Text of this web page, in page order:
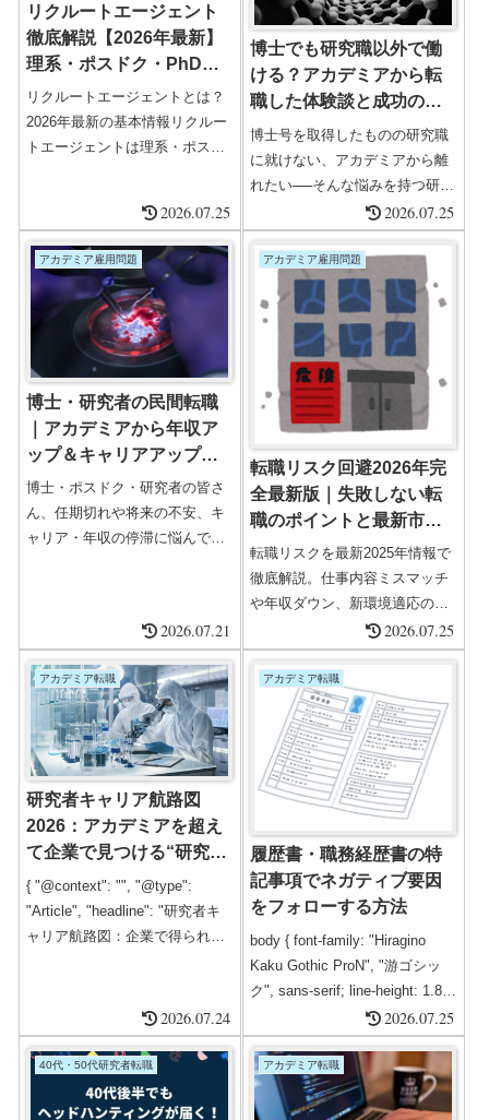
リクルートエージェント
徹底解説【2026年最新】
理系・ポスドク・PhD・
ハイクラス転職に強い理
由と評判・活用ノウハウ
リクルートエージェントとは？
2026年最新の基本情報リクルー
トエージェントは理系・ポスド
ジェント。圧倒的な求人数と総
合力、年収アップ率、サポート
体制で国内No.1の実績を誇りま
す。運営会社株式会社リクルー
ト創業1977年公開求人数約
160,000件非公開求人数約
150,000件登録者数約64万3,000
人年収アップ率62.7％全国拠点
全国1...
2026.07.25
博士でも研究職以外で働
ける？アカデミアから転
職した体験談と成功の秘
訣
博士号を取得したものの研究職
に就けない、アカデミアから離
れたい──そんな悩みを持つ研究
者へ。筆者の実体験をもとに、
強みの棚卸し、英語力、副業、
職務経歴書の工夫、転職エージ
ェント活用法などを解説しま
す。
2026.07.25
アカデミア雇用問題
博士・研究者の民間転職
｜アカデミアから年収ア
ップ＆キャリアアップ完
全ガイド
博士・ポスドク・研究者の皆さ
ん、任期切れや将来の不安、キ
ャリア・年収の停滞に悩んでい
ウハウ**を網羅しています。実
際の体験談、転職市場動向、エ
ージェント比較、FAQまで、専
門家監修の情報と独自データで
徹底解説します。年収アップ・
キャリアアップ成功事例、企業
が求める博士人材の最新トレン
ド、応募書類・面接対策、悩...
2026.07.21
アカデミア雇用問題
転職リスク回避2026年完
全最新版｜失敗しない転
職のポイントと最新市場
動向と対策マニュアル
転職リスクを最新2025年情報で
徹底解説。仕事内容ミスマッチ
や年収ダウン、新環境適応の悩
みの対処法、口コミサイト活用
術、エージェント利用法まで網
羅し、後悔しない転職を実現。
2026.07.25
アカデミア転職
研究者キャリア航路図
2026：アカデミアを超え
て企業で見つける“研究の
やりがい”と成長戦略
{ "@context": "", "@type":
"Article", "headline": "研究者キ
ャリア航路図：企業で得られる
やりがいやキャリア成長を解
説。社会実装、チーム研究、ス
ピード感などアカデミアにはな
い魅力を紹介。", "author": {
"@type": "Person", "name": "...
2026.07.24
アカデミア転職
履歴書・職務経歴書の特
記事項でネガティブ要因
をフォローする方法
body { font-family: "Hiragino
Kaku Gothic ProN", "游ゴシッ
ク", sans-serif; line-height: 1.8;
margin: 20px; } h1, h2, h3 { text-
align: center; margin-top: 40px; }
p { margin: 15px 0; } strong {
color: #c00;...
2026.07.25
40代・50代研究者転職 アカデミア転職